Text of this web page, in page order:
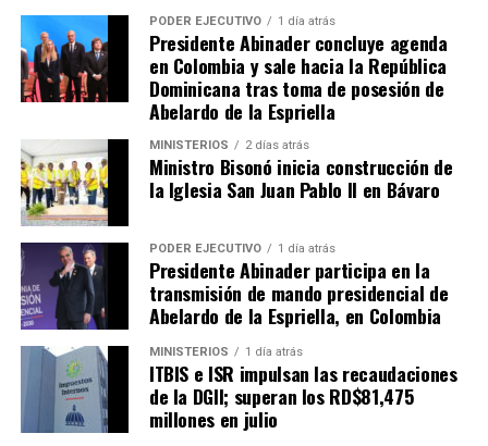
PODER EJECUTIVO 1 día atrás
Presidente Abinader concluye agenda
en Colombia y sale hacia la República
Dominicana tras toma de posesión de
Abelardo de la Espriella
MINISTERIOS 2 días atrás
Ministro Bisonó inicia construcción de
la Iglesia San Juan Pablo II en Bávaro
PODER EJECUTIVO 1 día atrás
Presidente Abinader participa en la
transmisión de mando presidencial de
Abelardo de la Espriella, en Colombia
MINISTERIOS 1 día atrás
ITBIS e ISR impulsan las recaudaciones
de la DGII; superan los RD$81,475
millones en julio